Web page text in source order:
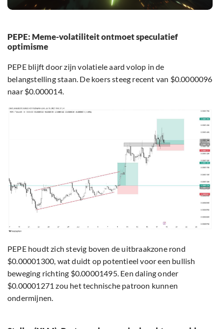
PEPE: Meme-volatiliteit ontmoet speculatief
optimisme
PEPE blijft door zijn volatiele aard volop in de
belangstelling staan. De koers steeg recent van $0.0000096
naar $0.000014.
PEPE houdt zich stevig boven de uitbraakzone rond
$0.00001300, wat duidt op potentieel voor een bullish
beweging richting $0.00001495. Een daling onder
$0.00001271 zou het technische patroon kunnen
ondermijnen.